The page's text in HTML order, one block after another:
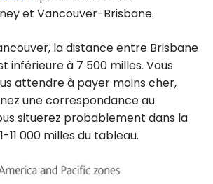
et Vancouver-Brisbane.
la distance entre Brisbane
inférieure à 7 500 milles. Vous
attendre à payer moins cher,
une correspondance au
situerez probablement dans la
000 milles du tableau.